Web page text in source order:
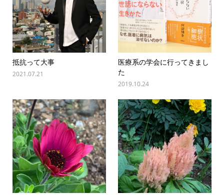
抵抗って大事
2021.07.21
医療系の学会に行ってきまし
た
2019.10.24